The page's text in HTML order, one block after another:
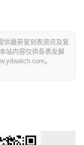
供最新复刻表资讯及复
站内容仅供各表友解
。